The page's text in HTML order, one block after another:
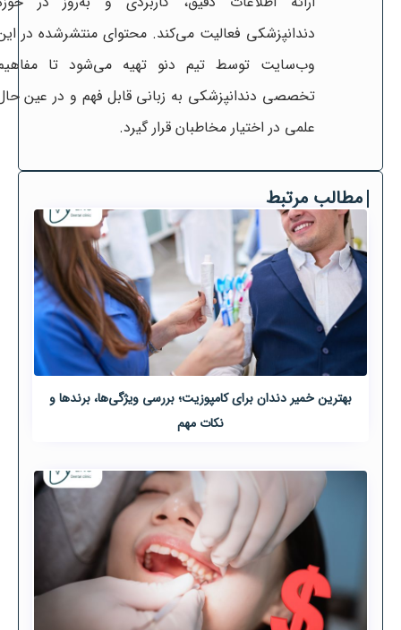
دندانپزشکی فعالیت می‌کند. محتوای منتشرشده در
وب‌سایت توسط تیم دنو تهیه می‌شود تا
تخصصی دندانپزشکی به زبانی قابل فهم و در عین
علمی در اختیار مخاطبان قرار گیرد.
مطالب مرتبط
بهترین خمیر دندان برای کامپوزیت؛ بررسی ویژگی‌ها، برندها و
نکات مهم